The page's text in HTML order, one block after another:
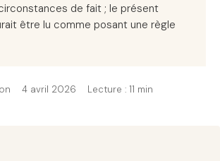
de fait ; le présent
être lu comme posant une règle
4 avril 2026 Lecture : 11 min